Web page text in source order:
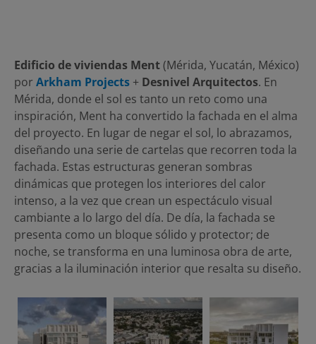
Edificio de viviendas Ment(Mérida, Yucatán, México)
por Arkham Projects + Desnivel Arquitectos. En
Mérida, donde el sol es tanto un reto como una
inspiración, Ment ha convertido la fachada en el alma
del proyecto. En lugar de negar el sol, lo abrazamos,
diseñando una serie de cartelas que recorren toda la
fachada. Estas estructuras generan sombras
dinámicas que protegen los interiores del calor
intenso, a la vez que crean un espectáculo visual
cambiante a lo largo del día. De día, la fachada se
presenta como un bloque sólido y protector; de
noche, se transforma en una luminosa obra de arte,
gracias a la iluminación interior que resalta su diseño.